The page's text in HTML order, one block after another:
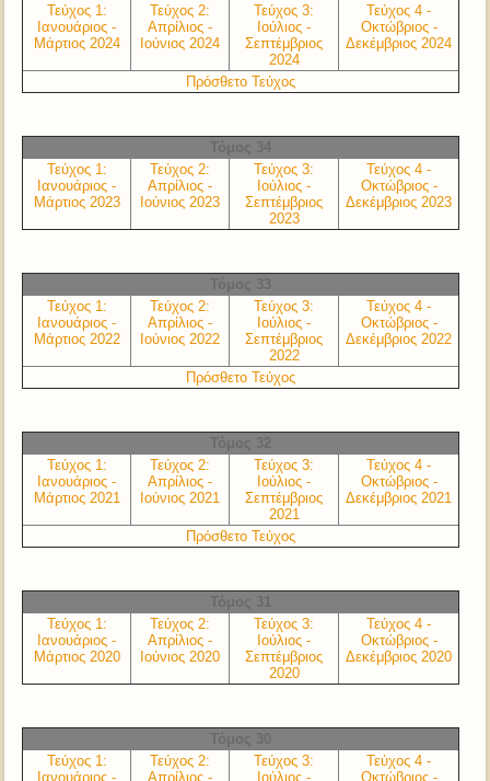
Τεύχος 1:
Ιανουάριος -
Μάρτιος 2024
Τεύχος 2:
Απρίλιος -
Ιούνιος 2024
Τεύχος 3:
Ιούλιος -
Σεπτέμβριος
2024
Τεύχος 4 -
Οκτώβριος -
Δεκέμβριος 2024
Πρόσθετο Τεύχος
Τεύχος 1:
Ιανουάριος -
Μάρτιος 2023
Τεύχος 2:
Απρίλιος -
Ιούνιος 2023
Τεύχος 3:
Ιούλιος -
Σεπτέμβριος
2023
Τεύχος 4 -
Οκτώβριος -
Δεκέμβριος 2023
Τεύχος 1:
Ιανουάριος -
Μάρτιος 2022
Τεύχος 2:
Απρίλιος -
Ιούνιος 2022
Τεύχος 3:
Ιούλιος -
Σεπτέμβριος
2022
Τεύχος 4 -
Οκτώβριος -
Δεκέμβριος 2022
Πρόσθετο Τεύχος
Τεύχος 1:
Ιανουάριος -
Μάρτιος 2021
Τεύχος 2:
Απρίλιος -
Ιούνιος 2021
Τεύχος 3:
Ιούλιος -
Σεπτέμβριος
2021
Τεύχος 4 -
Οκτώβριος -
Δεκέμβριος 2021
Πρόσθετο Τεύχος
Τεύχος 1:
Ιανουάριος -
Μάρτιος 2020
Τεύχος 2:
Απρίλιος -
Ιούνιος 2020
Τεύχος 3:
Ιούλιος -
Σεπτέμβριος
2020
Τεύχος 4 -
Οκτώβριος -
Δεκέμβριος 2020
Τεύχος 1:
Ιανουάριος -
Τεύχος 2:
Απρίλιος -
Τεύχος 3:
Ιούλιος -
Τεύχος 4 -
Οκτώβριος -